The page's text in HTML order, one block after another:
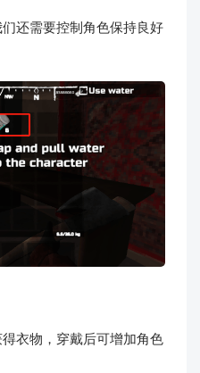
还需要控制角色保持良好
衣物，穿戴后可增加角色